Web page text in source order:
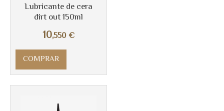
Lubricante de cera
dirt out 150ml
10,550 €
COMPRAR